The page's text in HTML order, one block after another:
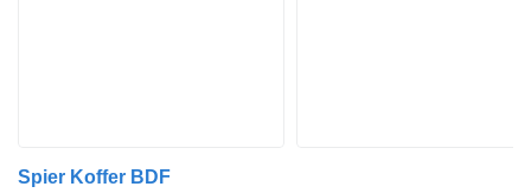
Spier Koffer BDF